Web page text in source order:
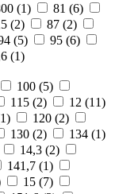
(1) 81 (6)
(2) 87 (2)
(5) 95 (6)
(1)
100 (5)
115 (2) 12 (11)
1) 120 (2)
130 (2) 134 (1)
14,3 (2)
141,7 (1)
15 (7)